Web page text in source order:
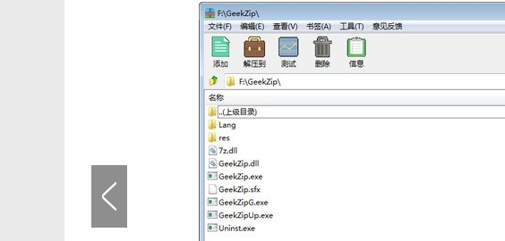
1. 压缩功能：支持多种压缩格式的选择，提供强力压缩、标准压缩和快速压
2. 解压功能：能够轻松解压多种压缩格式的文件，支持批量解压和拖拽解压。
3. 加密与解密：支持对压缩文件进行加密处理，保护数据隐私；同时提供
4. 分卷与合并：支持将大文件分割成多个小文件进行存储或传输；同时提
5. 修复与恢复：内置修复功能，能够修复受损的压缩文件；提供资料恢复
【极客压缩旧版本用法】